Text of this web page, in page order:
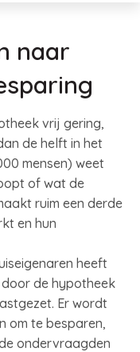
naar
vrij gering,
de helft in het
mensen) weet
of wat de
ruim een derde
en hun
heeft
de hypotheek
Er wordt
om te besparen,
ondervraagden